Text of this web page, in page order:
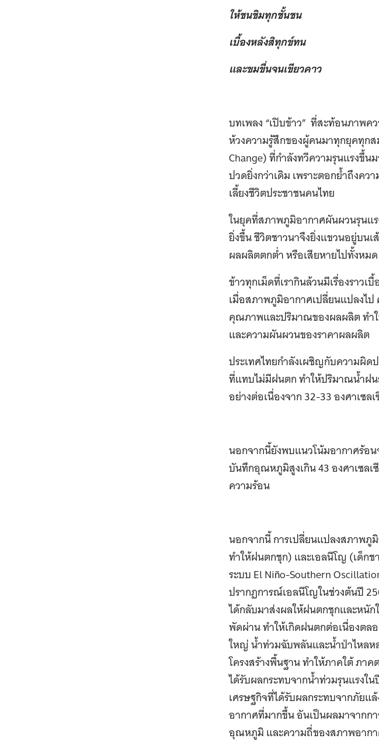
ให้ชนชิมทุกชั้นชน
เบื้องหลังสิทุกข์ทน
และขมขื่นจนเขียวคาว
บทเพลง “เปิบข้าว” ที่สะท้อนภาพค
ห้วงความรู้สึกของผู้คนมาทุกยุคทุก
Change) ที่กำลังทวีความรุนแรงขึ้น
ปวดยิ่งกว่าเดิม เพราะตอกย้ำถึงค
เลี้ยงชีวิตประชาชนคนไทย
ในยุคที่สภาพภูมิอากาศผันผวนรุนแ
ยิ่งขึ้น ชีวิตชาวนาจึงยิ่งแขวนอยู่บน
ผลผลิตตกต่ำ หรือเสียหายไปทั้งหม
ข้าวทุกเม็ดที่เรากินล้วนมีเรื่องราว
เมื่อสภาพภูมิอากาศเปลี่ยนแปลงไ
คุณภาพและปริมาณของผลผลิต ทำ
และความผันผวนของราคาผลผลิต
ประเทศไทยกำลังเผชิญกับความผิด
ที่แทบไม่มีฝนตก ทำให้ปริมาณน้ำฝ
อย่างต่อเนื่องจาก 32-33 องศาเซล
นอกจากนี้ยังพบแนวโน้มอากาศร้อ
บันทึกอุณหภูมิสูงเกิน 43 องศาเซลเ
ความร้อน
นอกจากนี้ การเปลี่ยนแปลงสภาพภู
ทำให้ฝนตกชุก) และเอลนีโญ (เด็กช
ระบบ El Niño-Southern
ปรากฏการณ์เอลนีโญในช่วงต้นปี
ได้กลับมาส่งผลให้ฝนตกชุกและหนั
พัดผ่าน ทำให้เกิดฝนตกต่อเนื่องตล
ใหญ่ น้ำท่วมฉับพลันและน้ำป่าไหลห
โครงสร้างพื้นฐาน ทำให้ภาคใต้ ภา
ได้รับผลกระทบจากน้ำท่วมรุนแรงใ
เศรษฐกิจที่ได้รับผลกระทบจากภัย
อากาศที่มากขึ้น อันเป็นผลมาจาก
อุณหภูมิ และความถี่ของสภาพอากา